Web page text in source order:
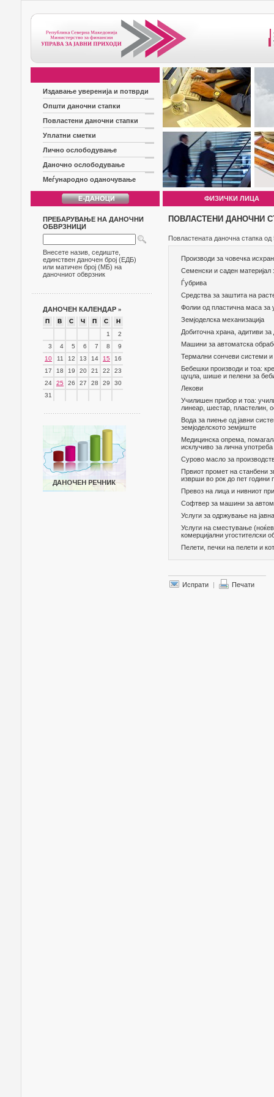
Издавање уверенија и потврди
Општи даночни стапки
Повластени даночни стапки
Уплатни сметки
Лично ослободување
Даночно ослободување
Меѓународно оданочување
ФИЗИЧКИ ЛИЦА
ПРЕБАРУВАЊЕ НА ДАНОЧНИ
ОБВРЗНИЦИ
Внесете назив, седиште,
единствен даночен број (ЕДБ)
или матичен број (МБ) на
даночниот обврзник
ДАНОЧЕН КАЛЕНДАР »
П В С Ч П С
Н
1
2
3
4 5 6 7 8
9
10
11 12 13 14 15
16
17
18 19 20 21 22
23
24
25 26 27 28 29
30
31
ПОВЛАСТЕНИ ДАНОЧНИ
Повластената даночна стапка
Производи за човечка
Семенски и саден материјал
Ѓубрива
Средства за заштита на
Фолии од пластична маса за
Земјоделска механизација
Добиточна храна, адитиви
Машини за автоматска
Термални сончеви системи
Бебешки производи и тоа:
цуцла, шише и пелени за
Лекови
Училишен прибор и тоа:
линеар, шестар, пластелин,
Вода за пиење од јавни
земјоделското земјиште
Медицинска опрема,
исклучиво за лична
Сурово масло за
Првиот промет на станбени
изврши во рок до пет години
Превоз на лица и нивниот
Софтвер за машини за
Услуги за одржување на
Услуги на сместување
комерцијални угостителски
Пелети, печки на пелети и
Испрати | Печати